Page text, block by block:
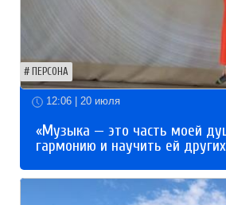
ПЕРСОНА
12:06 | 20 июля
«Музыка — это часть моей
гармонию и научить ей